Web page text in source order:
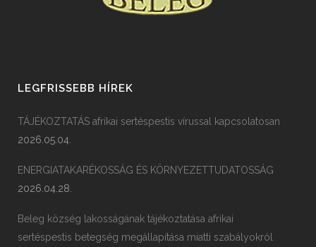
LEGFRISSEBB HÍREK
TÁJÉKOZTATÁS afrikai sertéspestis vírussal kapcsolatosan
2026.05.04.
ENERGIATAKARÉKOSSÁG ÉS KÖRNYEZETTUDATOSSÁG
2026.04.28.
Beleg község lakosságának tájékoztatása afrikai
sertéspestis betegség megállapítása miatti szabályokról